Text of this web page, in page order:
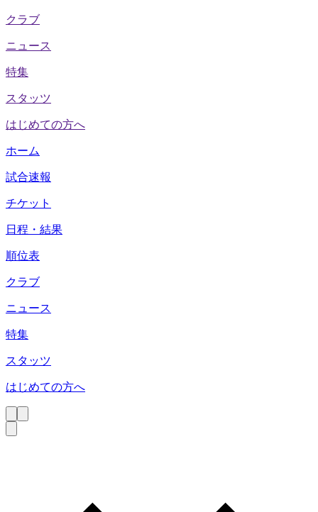
クラブ
ニュース
特集
スタッツ
はじめての方へ
ホーム
試合速報
チケット
日程・結果
順位表
クラブ
ニュース
特集
スタッツ
はじめての方へ